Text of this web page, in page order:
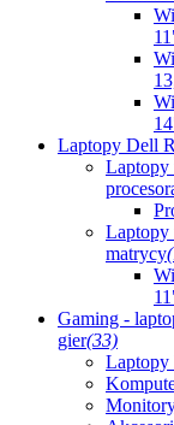
Laptopy Dell
Laptopy
Laptopy
matrycy
Gaming -
gier(33)
Laptopy